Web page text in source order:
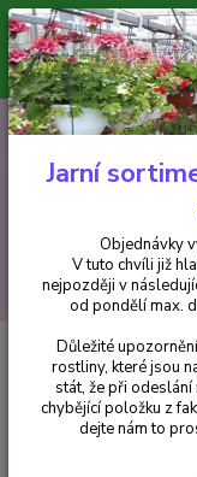
Minimální
V tuto chvíli již hlavní
nejpozději v
+420 602 223 614
Chryzantémy
Jarní
Objednávky
V tuto chvíli již
nejpozději v
od pondělí max.
Důležité
rostliny, které jsou
stát, že při
chybějící položku z
dejte nám to